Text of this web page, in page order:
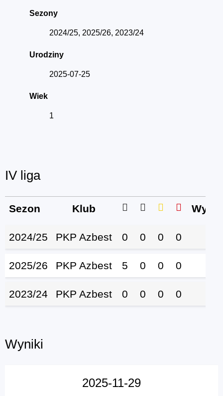
Sezony
2024/25, 2025/26, 2023/24
Urodziny
2025-07-25
Wiek
1
IV liga
Sezon Klub
2024/25 PKP Azbest 0 0 0 0
2025/26 PKP Azbest 5 0 0 0
2023/24 PKP Azbest 0 0 0 0
Wyniki
2025-11-29